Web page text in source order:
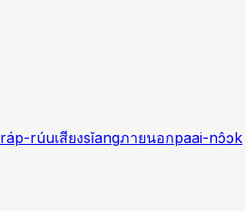
ráp-rúuเสียงsǐangภายนอกpaai-nɔ̂ɔk